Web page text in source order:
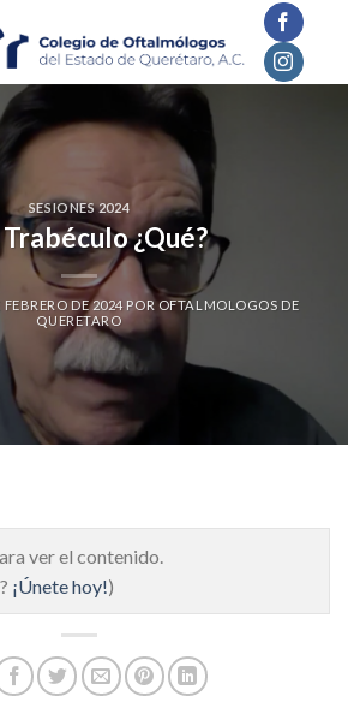
SESIONES 2024
¿Qué?
FEBRERO DE 2024POROFTALMOLOGOS DE
QUERETARO
ver el contenido.
¡Únete hoy!)